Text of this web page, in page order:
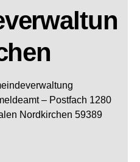
– Postfach 1280
Nordkirchen 59389